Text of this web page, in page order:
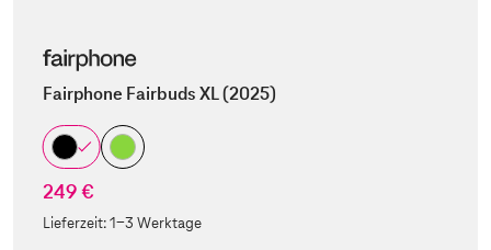
Fairphone Fairbuds XL (2025)
249 €
Lieferzeit:1-3 Werktage